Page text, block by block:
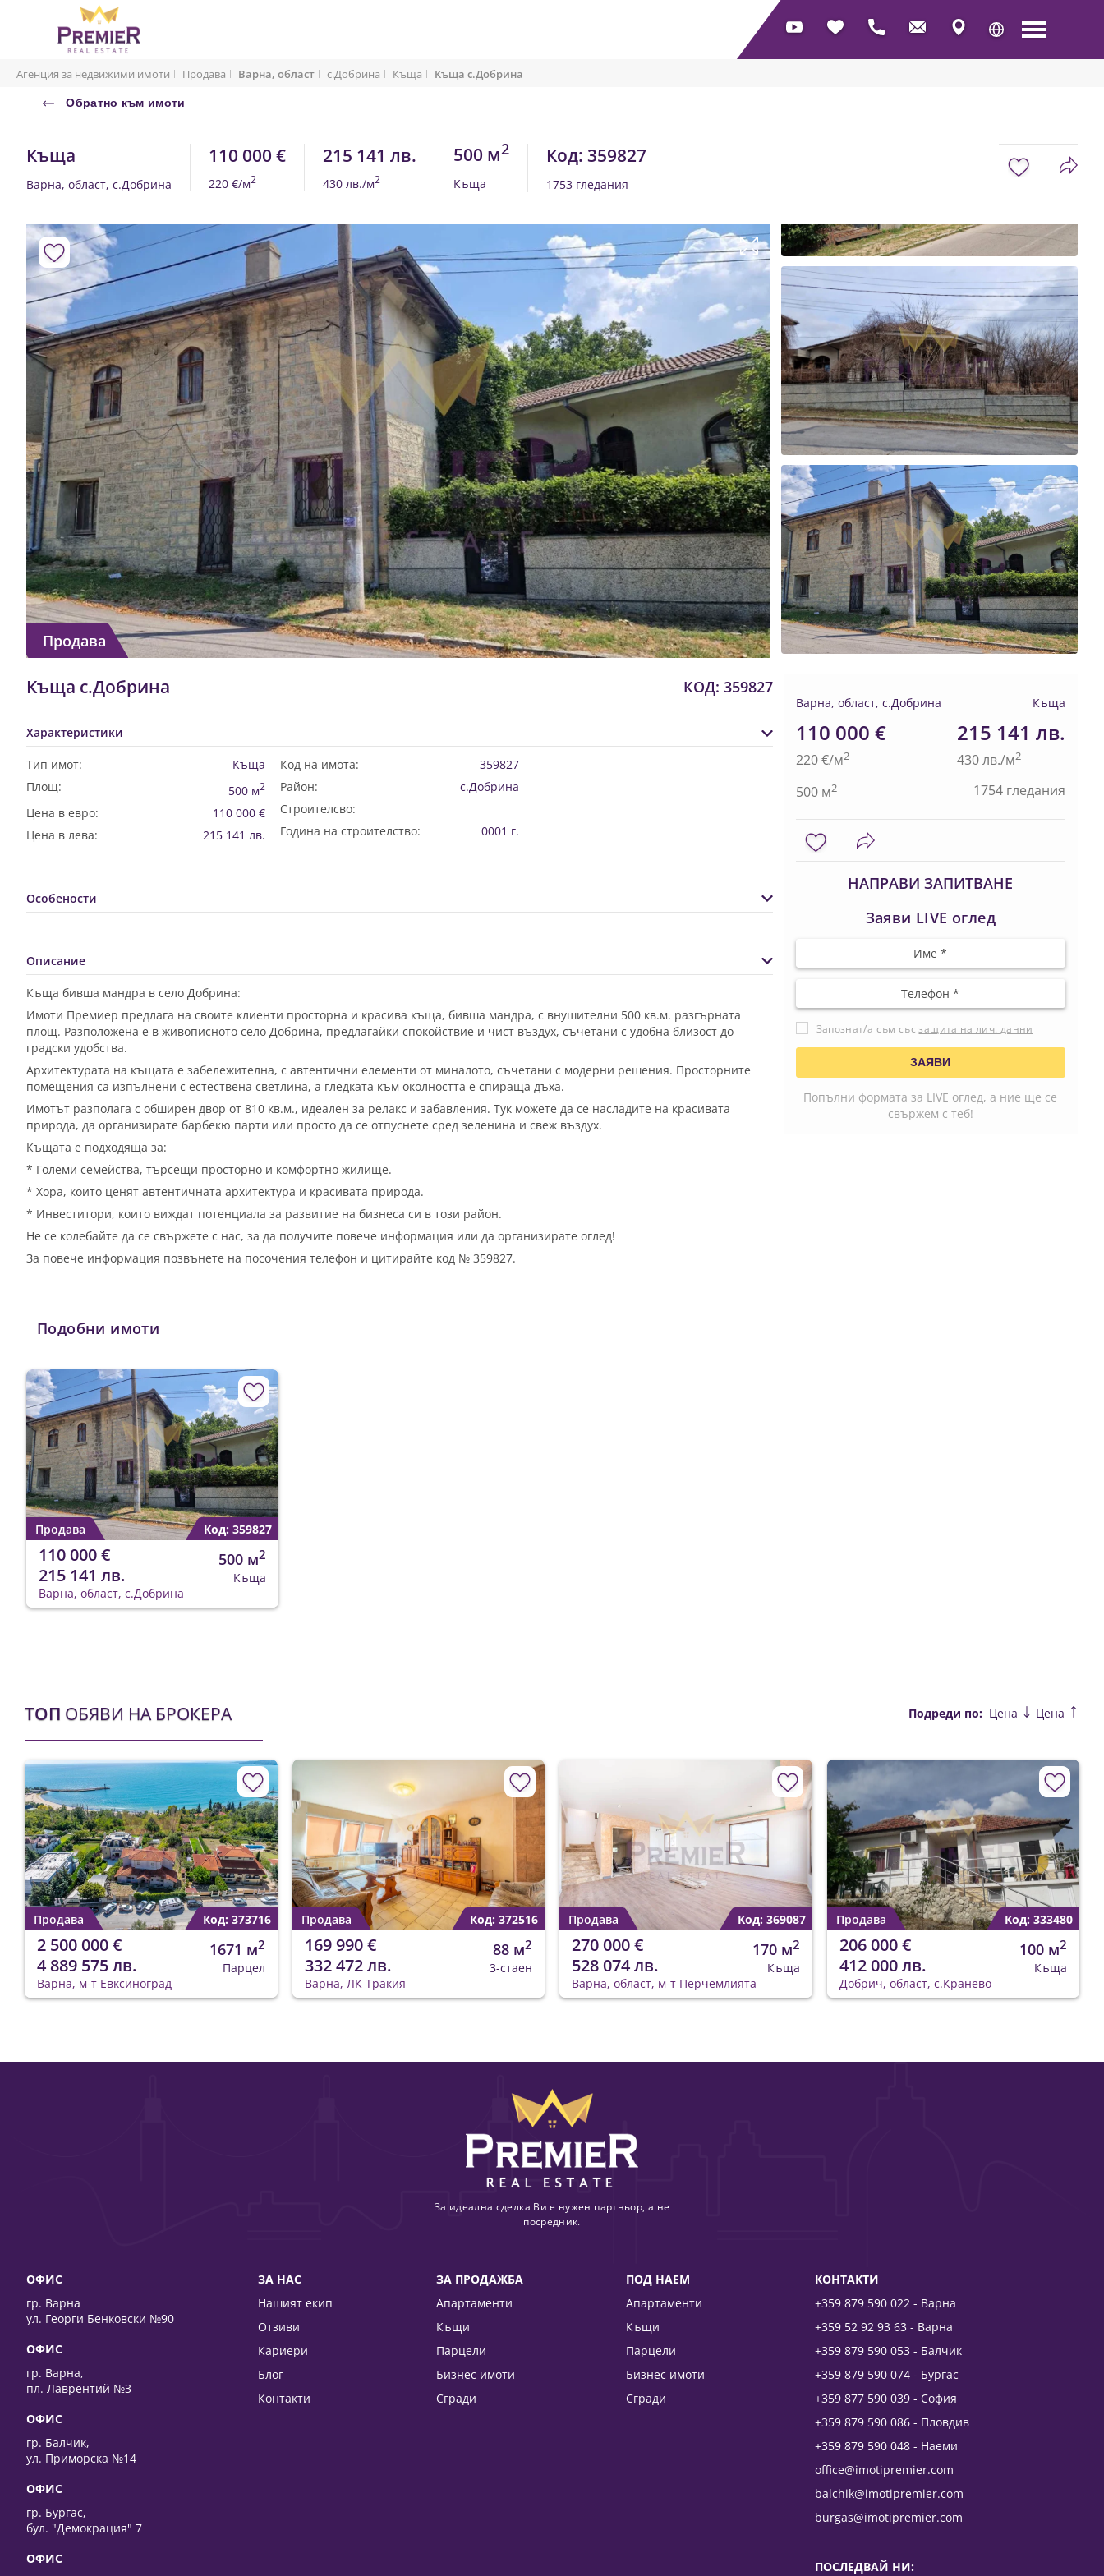
Агенция за недвижими имоти Продава Варна, област с.Добрина Къща Къща с.Добрина
Обратно към имоти
Къща
Варна, област, с.Добрина
110 000 €
220 €/м2
215 141 лв.
430 лв./м2
500 м2
Къща
Код: 359827
1753 гледания
Продава
Къща с.Добрина КОД: 359827
Характеристики
Тип имот:
Къща
Площ:
500 м2
Цена в евро:
110 000 €
Цена в лева:
215 141 лв.
Код на имота:
359827
Район:
с.Добрина
Строителсво:
Година на строителство:
0001 г.
Особености
Описание
Къща бивша мандра в село Добрина:
Имоти Премиер предлага на своите клиенти просторна и красива къща, бивша мандра, с внушителни 500 кв.м. разгърната
площ. Разположена е в живописното село Добрина, предлагайки спокойствие и чист въздух, съчетани с удобна близост до
градски удобства.
Архитектурата на къщата е забележителна, с автентични елементи от миналото, съчетани с модерни решения. Просторните
помещения са изпълнени с естествена светлина, а гледката към околността е спираща дъха.
Имотът разполага с обширен двор от 810 кв.м., идеален за релакс и забавления. Тук можете да се насладите на красивата
природа, да организирате барбекю парти или просто да се отпуснете сред зеленина и свеж въздух.
Къщата е подходяща за:
* Големи семейства, търсещи просторно и комфортно жилище.
* Хора, които ценят автентичната архитектура и красивата природа.
* Инвеститори, които виждат потенциала за развитие на бизнеса си в този район.
Не се колебайте да се свържете с нас, за да получите повече информация или да организирате оглед!
За повече информация позвънете на посочения телефон и цитирайте код № 359827.
Варна, област, с.Добрина Къща
110 000 €
220 €/м2
215 141 лв.
430 лв./м2
500 м2 1754 гледания
НАПРАВИ ЗАПИТВАНЕ
Заяви LIVE оглед
Запознат/а съм съсзащита на лич. данни
Попълни формата за LIVE оглед, а ние ще се
свържем с теб!
Подобни имоти
Продава Код: 359827
110 000 €
215 141 лв.
500 м2
Къща
Варна, област, с.Добрина
ТОП ОБЯВИ НА БРОКЕРА Подреди по: Цена Цена
Продава Код: 373716
2 500 000 €
4 889 575 лв.
1671 м2
Парцел
Варна, м-т Евксиноград
Продава Код: 372516
169 990 €
332 472 лв.
88 м2
3-стаен
Варна, ЛК Тракия
Продава Код: 369087
270 000 €
528 074 лв.
170 м2
Къща
Варна, област, м-т Перчемлията
Продава Код: 333480
206 000 €
412 000 лв.
100 м2
Къща
Добрич, област, с.Кранево
За идеална сделка Ви е нужен партньор, а не
посредник.
ОФИС
гр. Варна
ул. Георги Бенковски №90
ОФИС
гр. Варна,
пл. Лаврентий №3
ОФИС
гр. Балчик,
ул. Приморска №14
ОФИС
гр. Бургас,
бул. "Демокрация" 7
ОФИС
ЗА НАС
Нашият екип
Отзиви
Кариери
Блог
Контакти
ЗА ПРОДАЖБА
Апартаменти
Къщи
Парцели
Бизнес имоти
Сгради
ПОД НАЕМ
Апартаменти
Къщи
Парцели
Бизнес имоти
Сгради
КОНТАКТИ
+359 879 590 022 - Варна
+359 52 92 93 63 - Варна
+359 879 590 053 - Балчик
+359 879 590 074 - Бургас
+359 877 590 039 - София
+359 879 590 086 - Пловдив
+359 879 590 048 - Наеми
office@imotipremier.com
balchik@imotipremier.com
burgas@imotipremier.com
ПОСЛЕДВАЙ НИ: